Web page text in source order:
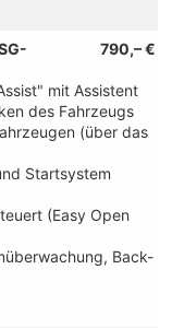
790,– €
mit Assistent
des Fahrzeugs
(über das
Startsystem
(Easy Open
Back-